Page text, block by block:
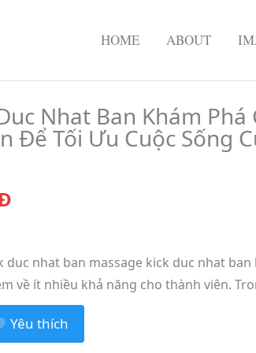
HOME ABOUT
Nhat Ban Khám Phá
Để Tối Ưu Cuộc Sống
duc nhat ban massage kick duc nhat
về ít nhiều khả năng cho thành viên.
Yêu thích